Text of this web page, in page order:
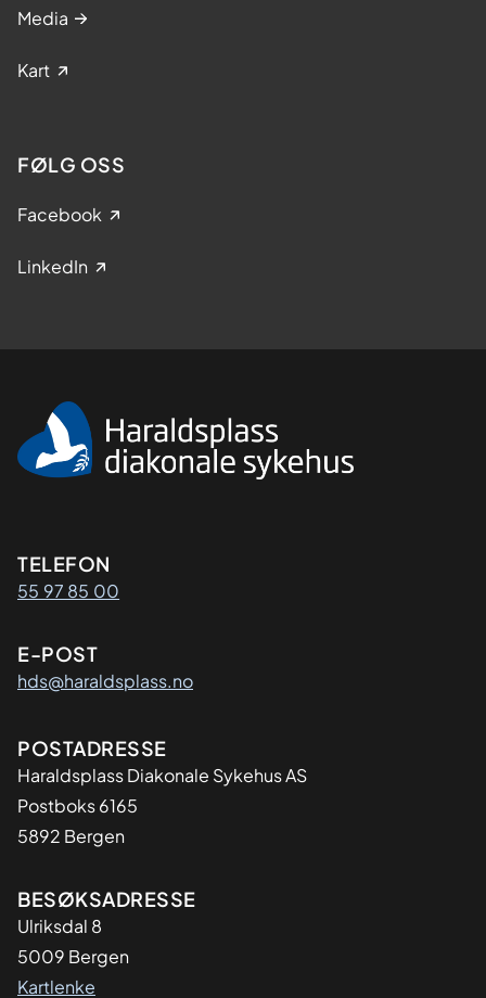
Media
Kart
FØLG OSS
Facebook
LinkedIn
Kontaktinformasjon
TELEFON
55 97 85 00
E-POST
hds@haraldsplass.no
Adresse
POSTADRESSE
Haraldsplass Diakonale Sykehus AS
Postboks 6165
5892 Bergen
BESØKSADRESSE
Ulriksdal 8
5009 Bergen
Kartlenke